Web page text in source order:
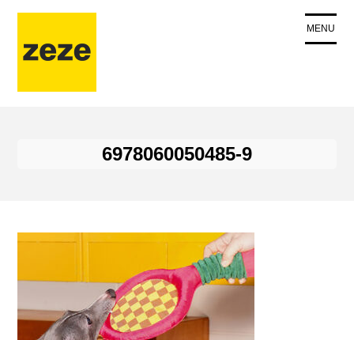
MENU
6978060050485-9